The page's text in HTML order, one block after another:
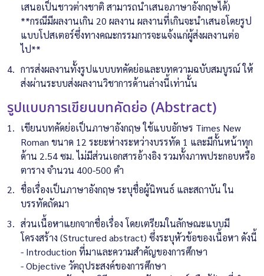
เสนอเป็นชาวต่างชาติ สามารถนำเสนอภาษาอังกฤษได้)
**กรณีมีผลงานเกิน 20 ผลงาน ผลงานที่เกินจะนำเสนอโดยรูป
แบบโปสเตอร์ซึ่งทางคณะกรรมการจะแจ้งแก่ผู้ส่งผลงานต่อ
ไป**
การส่งผลงานทั้งรูปแบบบทคัดย่อและบทความฉบับสมบูรณ์ ให้
ส่งผ่านระบบส่งผลงานวิชาการด้านล่างนี้เท่านั้น
รูปแบบการเขียนบทคัดย่อ (Abstract)
เขียนบทคัดย่อเป็นภาษาอังกฤษ ใช้แบบอักษร Times New
Roman ขนาด 12 ระยะห่างระหว่างบรรทัด 1 และมีกั้นหน้าทุก
ด้าน 2.54 ซม. ไม่มีส่วนเอกสารอ้างอิง รวมทั้งภาพประกอบหรือ
ตาราง จำนวน 400-500 คำ
ชื่อเรื่องเป็นภาษาอังกฤษ ระบุชื่อผู้นิพนธ์ และสถาบัน ใน
บรรทัดถัดมา
ส่วนเนื้อหาแยกจากชื่อเรื่อง โดยเตรียมในลักษณะแบบมี
โครงสร้าง (Structured abstract) ซึ่งระบุหัวข้อของเนื้อหา ดังนี้
- Introduction ที่มาและความสำคัญของการศึกษา
- Objective วัตถุประสงค์ของการศึกษา